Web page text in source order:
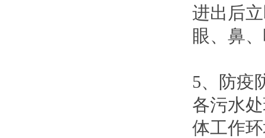
进出后
眼、鼻
5、防疫
各污水
体工作